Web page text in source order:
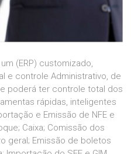
(ERP) customizado,
e controle Administrativo, de
poderá ter controle total dos
rápidas, inteligentes
e Emissão de NFE e
Caixa; Comissão dos
geral; Emissão de boletos